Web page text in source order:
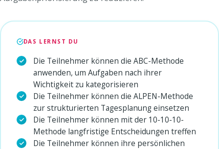
DAS LERNST DU
Die Teilnehmer können die ABC-Methode
anwenden, um Aufgaben nach ihrer
Wichtigkeit zu kategorisieren
Die Teilnehmer können die ALPEN-Methode
zur strukturierten Tagesplanung einsetzen
Die Teilnehmer können mit der 10-10-10-
Methode langfristige Entscheidungen treffen
Die Teilnehmer können ihre persönlichen